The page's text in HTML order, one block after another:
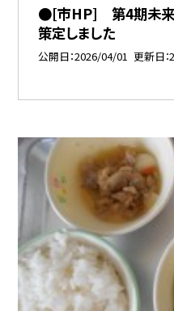
●[市HP] 第4期未来
策定しました
公開日 2026/04/01 更新日